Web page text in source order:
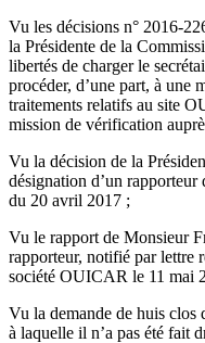
Vu les décisions n° 2016-
la Présidente de la
libertés de charger le
procéder, d’une part, à une
traitements relatifs au site
mission de vérification
Vu la décision de la
désignation d’un
du 20 avril 2017 ;
Vu le rapport de Monsieur
rapporteur, notifié par lettre
société OUICAR le 11 mai
Vu la demande de huis
à laquelle il n’a pas été fait